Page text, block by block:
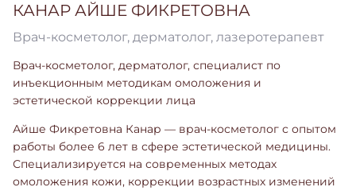
КАНАР АЙШЕ ФИКРЕТОВНА
Врач-косметолог, дерматолог, лазеротерапевт
Врач-косметолог, дерматолог, специалист по
инъекционным методикам омоложения и
эстетической коррекции лица
Айше Фикретовна Канар — врач-косметолог с опытом
работы более 6 лет в сфере эстетической медицины.
Специализируется на современных методах
омоложения кожи, коррекции возрастных изменений